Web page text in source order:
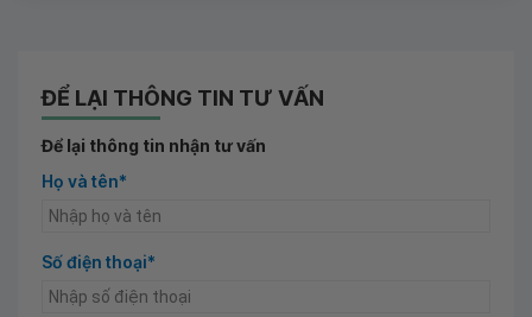
ĐỂ LẠI THÔNG TIN TƯ VẤN
Để lại thông tin nhận tư vấn
Họ và tên*
Số điện thoại*